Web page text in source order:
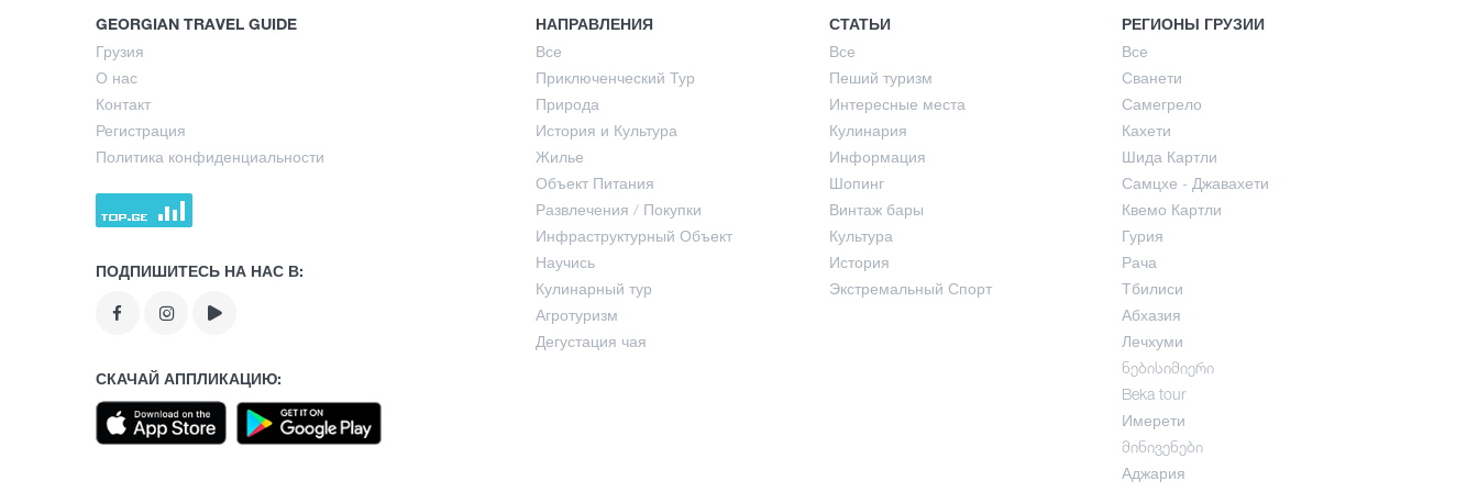
Жилье Осень
НАПРАВЛЕНИЯ
Все
Приключенческий Тур
Природа
История и Культура
Жилье
Объект Питания
Развлечения / Покупки
Инфраструктурный Объект
Научись
Кулинарный тур
Агротуризм
Дегустация чая
СТАТЬИ
Все
Пеший туризм
Интересные места
Кулинария
Информация
Шопинг
Винтаж бары
Культура
История
Экстремальный Спорт
РЕГИОНЫ ГРУЗИИ
Все
Сванети
Самегрело
Кахети
Шида Картли
Самцхе - Джавахети
Квемо Картли
Гурия
Рача
Тбилиси
Абхазия
Лечхуми
ნებისიმიერი
Beka tour
Имерети
მინივენები
Аджария
GEORGIAN TRAVEL GUIDE
Грузия
О нас
Контакт
Регистрация
Политика конфиденциальности
ПОДПИШИТЕСЬ НА НАС В:
СКАЧАЙ АППЛИКАЦИЮ: